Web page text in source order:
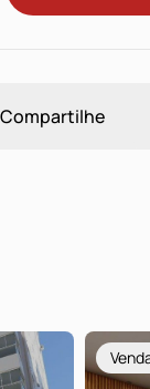
Compartilhe